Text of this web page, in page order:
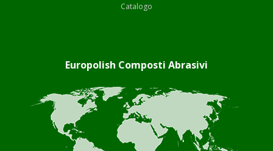
Catalogo
Europolish Composti Abrasivi